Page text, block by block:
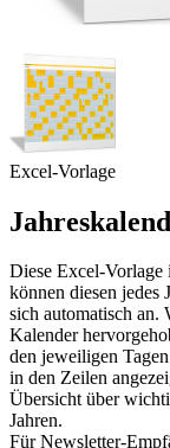
Excel-Vorlage
Diese Excel-Vorlage
können diesen jedes
sich automatisch an.
Kalender
den jeweiligen
in den Zeilen
Übersicht über
Jahren.
Für Newsletter-